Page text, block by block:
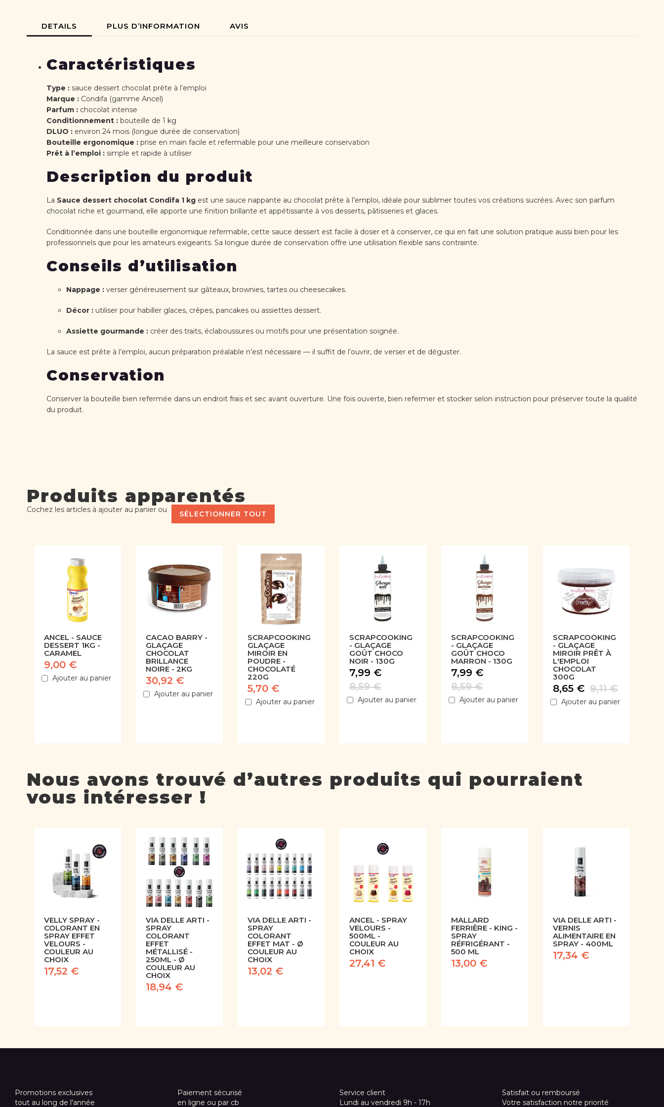
DETAILS
Caractéristiques
Type :sauce dessert chocolat prête à l’emploi
Marque : Condifa (gamme Ancel)
Parfum :chocolat intense
Conditionnement :bouteille de 1 kg
DLUO :environ 24 mois (longue durée de conservation)
Bouteille ergonomique :prise en main facile et refermable pour une meilleure conservation
Prêt à l’emploi :simple et rapide à utiliser
Description du produit
La Sauce dessert chocolat Condifa 1 kgest une sauce nappante au chocolat prête à l’emploi, idéale pour sublimer toutes vos créations sucrées. Avec son parfum
chocolat riche et gourmand, elle apporte une finition brillante et appétissante à vos desserts, pâtisseries et glaces.
Conditionnée dans une bouteille ergonomique refermable, cette sauce dessert est facile à doser et à conserver, ce qui en fait une solution pratique aussi bien pour les
professionnels que pour les amateurs exigeants. Sa longue durée de conservation offre une utilisation flexible sans contrainte.
Conseils d’utilisation
Nappage :verser généreusement sur gâteaux, brownies, tartes ou cheesecakes.
Décor :utiliser pour habiller glaces, crêpes, pancakes ou assiettes dessert.
Assiette gourmande :créer des traits, éclaboussures ou motifs pour une présentation soignée.
La sauce est prête à l’emploi, aucun préparation préalable n’est nécessaire — il suffit de l’ouvrir, de verser et de déguster.
Conservation
Conserver la bouteille bien refermée dans un endroit frais et sec avant ouverture. Une fois ouverte, bien refermer et stocker selon instruction pour préserver toute la qualité
du produit.
PLUS D’INFORMATION AVIS
Produits apparentés
Cochez les articles à ajouter au panier ou SÉLECTIONNER TOUT
ANCEL - SAUCE
DESSERT 1KG -
CARAMEL
9,00 €
Ajouter au panier
CACAO BARRY -
GLAÇAGE
CHOCOLAT
BRILLANCE
NOIRE - 2KG
30,92 €
Ajouter au panier
SCRAPCOOKING
GLAÇAGE
MIROIR EN
POUDRE -
CHOCOLATÉ
220G
5,70 €
Ajouter au panier
SCRAPCOOKING
- GLAÇAGE
GOÛT CHOCO
NOIR - 130G
7,99 €
8,59 €
Ajouter au panier
SCRAPCOOKING
- GLAÇAGE
GOÛT CHOCO
MARRON - 130G
7,99 €
8,59 €
Ajouter au panier
SCRAPCOOKING
- GLAÇAGE
MIROIR PRÊT À
L'EMPLOI
CHOCOLAT
300G
8,65 € 9,11 €
Ajouter au panier
Nous avons trouvé d’autres produits qui pourraient
vous intéresser !
VELLY SPRAY -
COLORANT EN
SPRAY EFFET
VELOURS -
COULEUR AU
CHOIX
17,52 €
VIA DELLE ARTI -
SPRAY
COLORANT
EFFET
MÉTALLISÉ -
250ML - Ø
COULEUR AU
CHOIX
18,94 €
VIA DELLE ARTI -
SPRAY
COLORANT
EFFET MAT - Ø
COULEUR AU
CHOIX
13,02 €
ANCEL - SPRAY
VELOURS -
500ML -
COULEUR AU
CHOIX
27,41 €
MALLARD
FERRIÈRE - KING -
SPRAY
RÉFRIGÉRANT -
500 ML
13,00 €
VIA DELLE ARTI -
VERNIS
ALIMENTAIRE EN
SPRAY - 400ML
17,34 €
Promotions exclusives
tout au long de l'année
Paiement sécurisé
en ligne ou par cb
Service client
Lundi au vendredi 9h - 17h
Satisfait ou remboursé
Votre satisfaction notre priorité